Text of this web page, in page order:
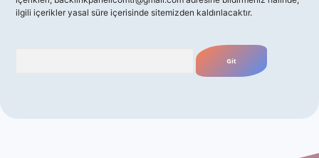
ilgili içerikler yasal süre içerisinde sitemizden kaldırılacaktır.